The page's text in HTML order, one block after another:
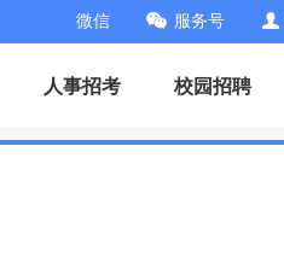
微信 服务号
人事招考 校园招聘